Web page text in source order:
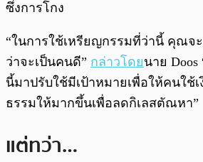
ซึ่งการโกง
“ในการใช้เหรียญกรรมที่ว่านี้ คุณจ
ว่าจะเป็นคนดี” กล่าวโดยนาย
นี้มาปรับใช้มีเป้าหมายเพื่อให้คนใช้
ธรรมให้มากขึ้นเพื่อลดกิเลสตัณหา”
แต่ทว่า…